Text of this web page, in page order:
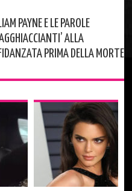
LIAM PAYNE E LE PAROLE
ALLA
FIDANZATA PRIMA DELLA MORTE